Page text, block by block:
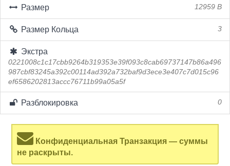
Размер 12959 B
Размер Кольца 3
Экстра
0221008c1c17cbb9264b319353e39f093c8cab69737147b86a496
987cbf83245a392c00114ad392a732baf9d3ece3e407c7d015c96
ef6586202813accc76711b99a05a5f
Разблокировка 0
Конфиденциальная Транзакция — суммы
не раскрыты.